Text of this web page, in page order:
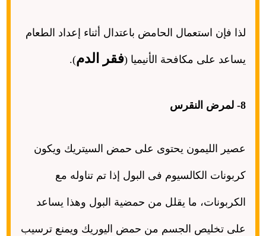
لذا فإن استعمال الحامض باعتدال أثناء إعداد الطعام
يساعد على مكافحة الأنيميا(فقر الدم).
8- لمرض النقرس
عصير الليمون يحتوى على حمض السيتريك ويكون
كربونات الكالسيوم فى البول إذا تم تناوله مع
الكربونات، ما يقلل من حمضية البول وهذا يساعد
على تخليص الجسم من حمض اليوريك ويمنع ترسيب